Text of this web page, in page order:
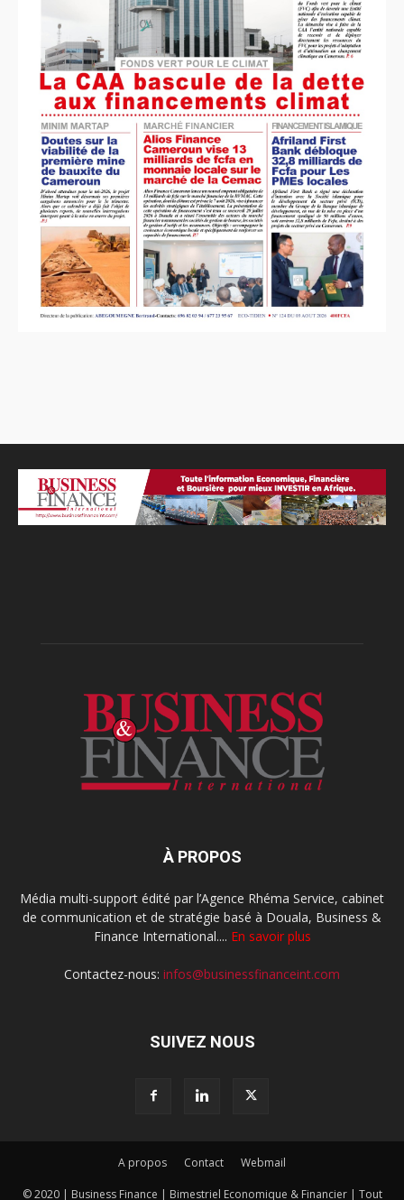
À PROPOS
Média multi-support édité par l’Agence Rhéma Service, cabinet
de communication et de stratégie basé à Douala, Business &
Finance International.... En savoir plus
Contactez-nous: infos@businessfinanceint.com
SUIVEZ NOUS
A propos Contact Webmail
© 2020 | Business Finance | Bimestriel Economique & Financier | Tout